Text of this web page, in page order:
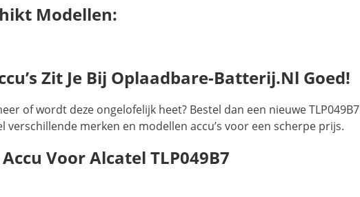
Modellen:
Zit Je Bij Oplaadbare-Batterij.nl Goed!
of wordt deze ongelofelijk heet? Bestel dan een nieuwe TLP049B7
merken en modellen accu’s voor een scherpe prijs.
Voor Alcatel TLP049B7